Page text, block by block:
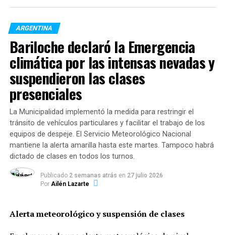
Sociedad Latinoamericana Infectología Pediátrica,
explicó que diferentes estudios acerca de los efectos del
retorno a las aulas en distintos lugares del mundo han
demostrado que“las escuelas no son un factor en el
brote pandémico y que los beneficios sociales son
mayores”.
“Hoy se sabe quelos niños no son grandes
diseminadores del virus, y por lo general se infectan
poco”, agregó.
Entre las recomendaciones para volver a las aulas,
SAP destacó un distanciamiento mínimo de 2 metros
entre todos los actores
, que podrá reducirse a 1.5
manos o el uso de alcohol en gel, ventilación y
desinfección adecuada de las instalaciones.
ARGENTINA
Bariloche declaró la Emergencia
climática por las intensas nevadas y
suspendieron las clases
presenciales
La Municipalidad implementó la medida para restringir el
tránsito de vehículos particulares y facilitar el trabajo de los
equipos de despeje. El Servicio Meteorológico Nacional
mantiene la alerta amarilla hasta este martes. Tampoco habrá
dictado de clases en todos los turnos.
Publicado 2 semanas atrás en 27 julio 2026
Por Ailén Lazarte
Alerta meteorológico y suspensión de clases